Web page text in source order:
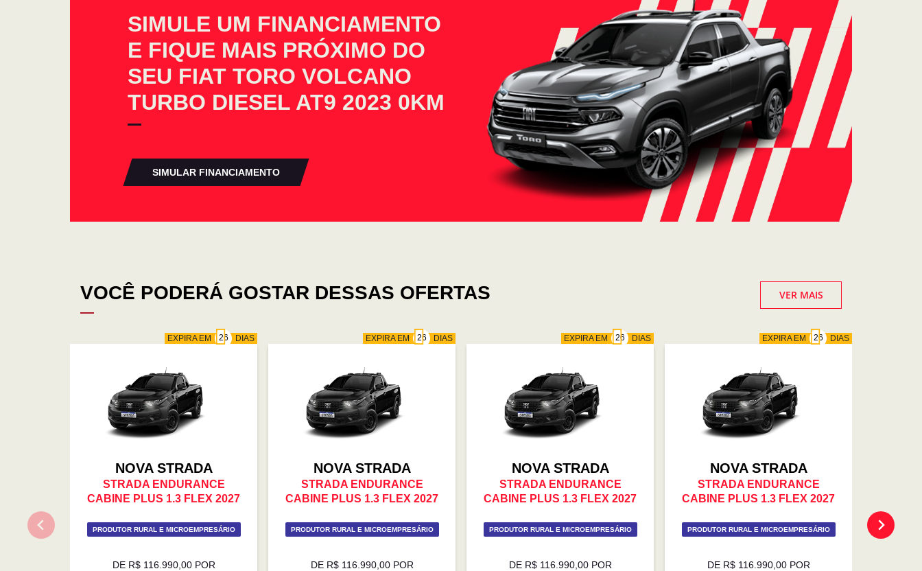
SIMULE UM FINANCIAMENTO
E FIQUE MAIS PRÓXIMO DO
SEU FIAT TORO VOLCANO
TURBO DIESEL AT9 2023 0KM
SIMULAR FINANCIAMENTO
VOCÊ PODERÁ GOSTAR DESSAS OFERTAS VER MAIS
EXPIRA EM DIAS
NOVA STRADA
STRADA ENDURANCE
CABINE PLUS 1.3 FLEX 2027
PRODUTOR RURAL E MICROEMPRESÁRIO
DE R$ 116.990,00 POR
EXPIRA EM DIAS
NOVA STRADA
STRADA ENDURANCE
CABINE PLUS 1.3 FLEX 2027
PRODUTOR RURAL E MICROEMPRESÁRIO
DE R$ 116.990,00 POR
EXPIRA EM DIAS
NOVA STRADA
STRADA ENDURANCE
CABINE PLUS 1.3 FLEX 2027
PRODUTOR RURAL E MICROEMPRESÁRIO
DE R$ 116.990,00 POR
EXPIRA EM DIAS
NOVA STRADA
STRADA ENDURANCE
CABINE PLUS 1.3 FLEX 2027
PRODUTOR RURAL E MICROEMPRESÁRIO
DE R$ 116.990,00 POR